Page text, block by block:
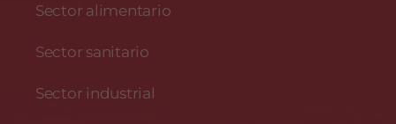
Sector alimentario
Sector sanitario
Sector industrial